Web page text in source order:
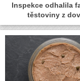
Inspekce odhalila
těstoviny z